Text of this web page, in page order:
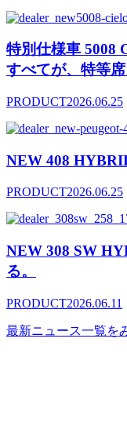
特別仕様車 5008
すべてが、特等席
PRODUCT2026.06.25
NEW 408
PRODUCT2026.06.25
NEW 308 SW
る。
PRODUCT2026.06.11
最新ニュース一覧を